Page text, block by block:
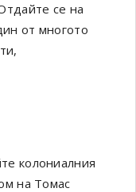
се на
от многото
колониалния
на Томас